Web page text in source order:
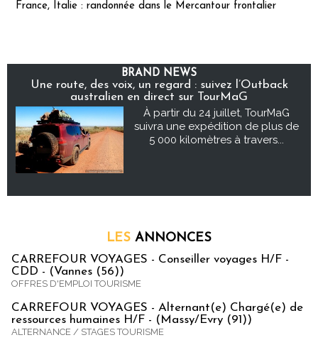
France, Italie : randonnée dans le Mercantour frontalier
BRAND NEWS
Une route, des voix, un regard : suivez l’Outback
australien en direct sur TourMaG
À partir du 24 juillet, TourMaG
suivra une expédition de plus de
5 000 kilomètres à travers...
LES ANNONCES
CARREFOUR VOYAGES - Conseiller voyages H/F -
CDD - (Vannes (56))
OFFRES D'EMPLOI TOURISME
CARREFOUR VOYAGES - Alternant(e) Chargé(e) de
ressources humaines H/F - (Massy/Evry (91))
ALTERNANCE / STAGES TOURISME